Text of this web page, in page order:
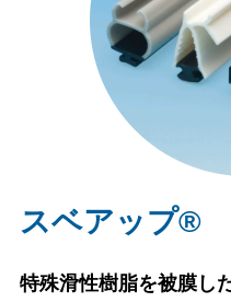
スベアップ®
特殊滑性樹脂を被膜し